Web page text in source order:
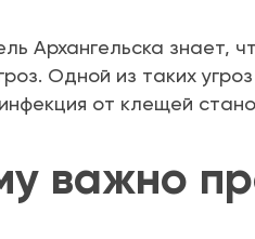
Архангельска знает,
Одной из таких
от клещей
важно